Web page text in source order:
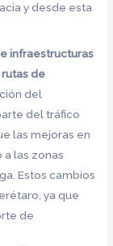
y desde esta
infraestructuras
de
del
del tráfico
las mejoras en
las zonas
Estos cambios
ya que
de